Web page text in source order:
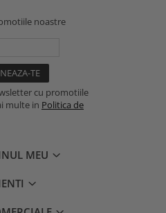
noastre
cu promotiile
multe in Politica de
MEU